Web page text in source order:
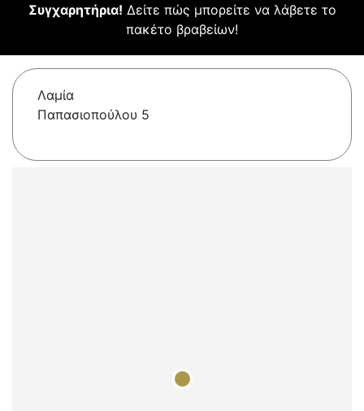
Συγχαρητήρια! Δείτε πώς μπορείτε να λάβετε το
πακέτο βραβείων!
Λαμία
Παπασιοπούλου 5